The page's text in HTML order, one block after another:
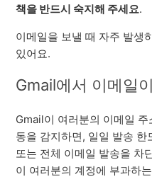
책을 반드시 숙지해 주세요.
이메일을 보낼 때 자주 발생
있어요.
Gmail에서 이메일
Gmail이 여러분의 이메일
동을 감지하면, 일일 발송
또는 전체 이메일 발송을 차
이 여러분의 계정에 부과하